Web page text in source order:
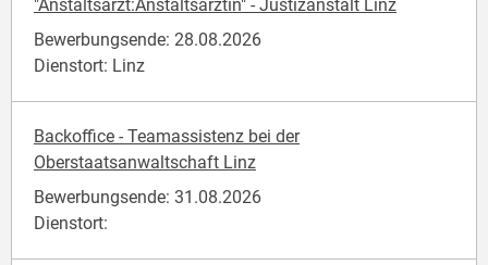
"Anstaltsarzt:Anstaltsärztin" - Justizanstalt Linz
Bewerbungsende: 28.08.2026
Dienstort: Linz
Backoffice - Teamassistenz bei der
Oberstaatsanwaltschaft Linz
Bewerbungsende: 31.08.2026
Dienstort: